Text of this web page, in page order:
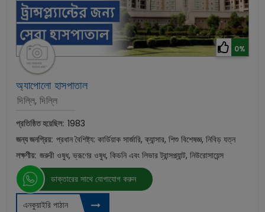
0%
অ্যাপোলো হাসপাতাল
দিল্লি, দিল্লি
প্রতিষ্ঠিত হয়েছিল: 1983
জন্য জনপ্রিয়: প্রধান বৈশিষ্ট্য: কার্ডিয়াক সার্জারি, ক্যান্সার, শিশু বিশেষজ্ঞ, নিবিড় যত্ন
লক্ষণীয়: জরুরী ওষুধ, ভ্রূণের ওষুধ, কিডনি এবং লিভার ট্রান্সপ্ল্যান্ট, নিউরোসায়েন্স
ডাক্তারের সাথে যোগাযোগ করুন
এনকুয়াইরি পাঠান